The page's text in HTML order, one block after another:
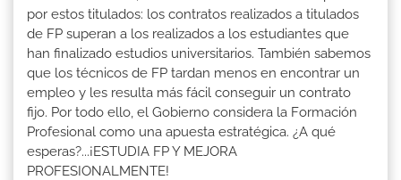
por estos titulados: los contratos realizados a titulados
de FP superan a los realizados a los estudiantes que
han finalizado estudios universitarios. También sabemos
que los técnicos de FP tardan menos en encontrar un
empleo y les resulta más fácil conseguir un contrato
fijo. Por todo ello, el Gobierno considera la Formación
Profesional como una apuesta estratégica. ¿A qué
esperas?...¡ESTUDIA FP Y MEJORA
PROFESIONALMENTE!